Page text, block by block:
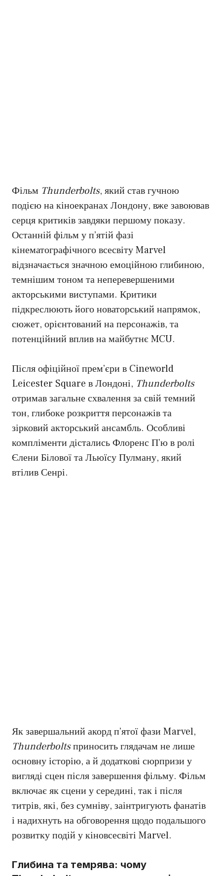
Фільм Thunderbolts, який став гучною
подією на кіноекранах Лондону, вже завоював
серця критиків завдяки першому показу.
Останній фільм у п’ятій фазі
кінематографічного всесвіту Marvel
відзначається значною емоційною глибиною,
темнішим тоном та неперевершеними
акторськими виступами. Критики
підкреслюють його новаторський напрямок,
сюжет, орієнтований на персонажів, та
потенційний вплив на майбутнє MCU.
Після офіційної прем’єри в Cineworld
Leicester Square в Лондоні, Thunderbolts
отримав загальне схвалення за свій темний
тон, глибоке розкриття персонажів та
зірковий акторський ансамбль. Особливі
компліменти дістались Флоренс П’ю в ролі
Єлени Білової та Льюїсу Пулману, який
втілив Сенрі.
Як завершальний акорд п’ятої фази Marvel,
Thunderboltsприносить глядачам не лише
основну історію, а й додаткові сюрпризи у
вигляді сцен після завершення фільму. Фільм
включає як сцени у середині, так і після
титрів, які, без сумніву, заінтригують фанатів
і надихнуть на обговорення щодо подальшого
розвитку подій у кіновсесвіті Marvel.
Глибина та темрява: чому